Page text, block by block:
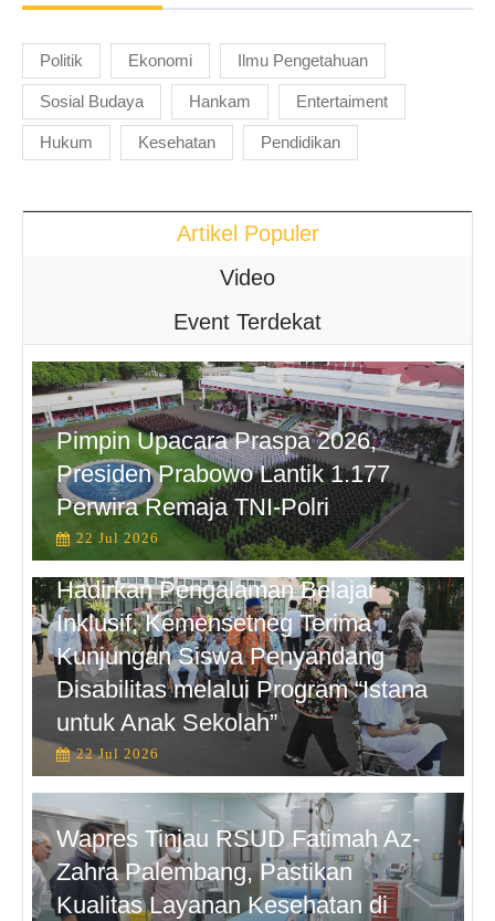
Politik Ekonomi Ilmu Pengetahuan
Sosial Budaya Hankam Entertaiment
Hukum Kesehatan Pendidikan
Artikel Populer
Video
Event Terdekat
Pimpin Upacara Praspa 2026,
Presiden Prabowo Lantik 1.177
Perwira Remaja TNI-Polri
22 Jul 2026
Hadirkan Pengalaman Belajar
Inklusif, Kemensetneg Terima
Kunjungan Siswa Penyandang
Disabilitas melalui Program “Istana
untuk Anak Sekolah”
22 Jul 2026
Wapres Tinjau RSUD Fatimah Az-
Zahra Palembang, Pastikan
Kualitas Layanan Kesehatan di